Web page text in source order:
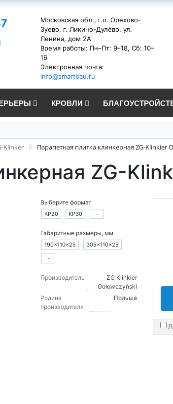
Московская обл., г.о. Орехово-
Зуево, г. Ликино-Дулёво, ул.
Ленина, дом 2А
Время работы: Пн–Пт: 9–18, Сб: 10–
16
Электронная почта:
info@smartbau.ru
КРОВЛИ
Klinker Парапетная плитка клинкерная ZG-Klinkier
ZG-
Выберите формат
KP20 KP30 -
Габаритные размеры, мм
190×110×25
305×110×25
-
Производитель
ZG Klinkier
Gołowczyński
Родина
производителя
Польша